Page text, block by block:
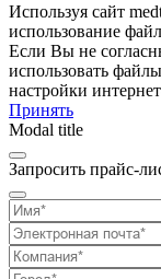
Используя сайт
использование
Если Вы не
использовать
настройки
Принять
Modal title
Запросить прайс-